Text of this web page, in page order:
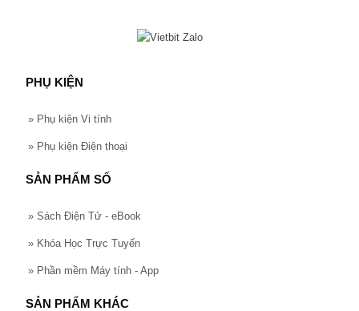
PHỤ KIỆN
» Phụ kiện Vi tính
» Phụ kiện Điện thoại
SẢN PHẨM SỐ
» Sách Điện Tử - eBook
» Khóa Học Trực Tuyến
» Phần mềm Máy tính - App
SẢN PHẨM KHÁC